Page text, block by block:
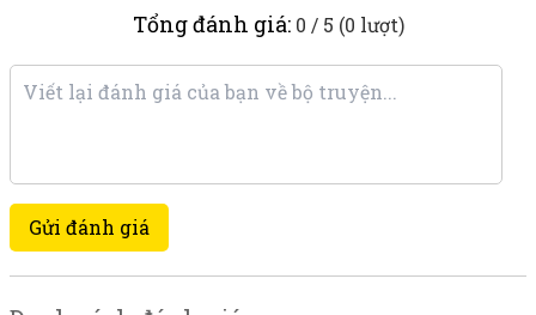
Tổng đánh giá: 0 / 5 (0 lượt)
Gửi đánh giá